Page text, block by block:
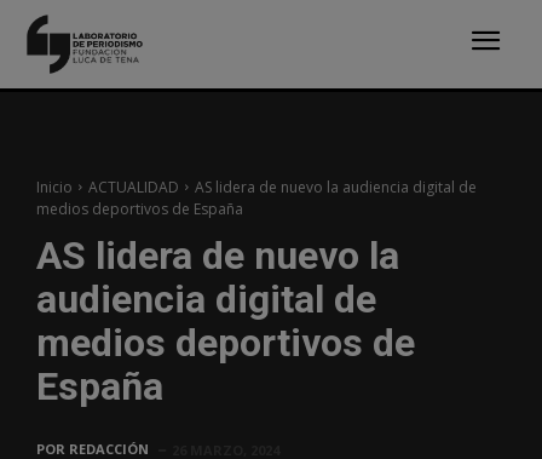
Inicio ACTUALIDAD
AS lidera de nuevo la audiencia digital de
medios deportivos de España
AS lidera de nuevo la
audiencia digital de
medios deportivos de
España
POR REDACCIÓN